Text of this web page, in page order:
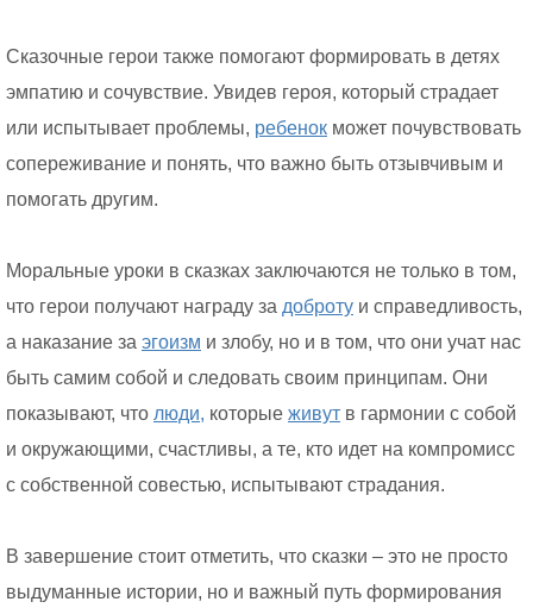
Сказочные герои также помогают формировать в детях
эмпатию и сочувствие. Увидев героя, который страдает
или испытывает проблемы, ребенок может почувствовать
сопереживание и понять, что важно быть отзывчивым и
помогать другим.
Моральные уроки в сказках заключаются не только в том,
что герои получают награду за доброту и справедливость,
а наказание за эгоизм и злобу, но и в том, что они учат нас
быть самим собой и следовать своим принципам. Они
показывают, что люди, которые живут в гармонии с собой
и окружающими, счастливы, а те, кто идет на компромисс
с собственной совестью, испытывают страдания.
В завершение стоит отметить, что сказки – это не просто
выдуманные истории, но и важный путь формирования